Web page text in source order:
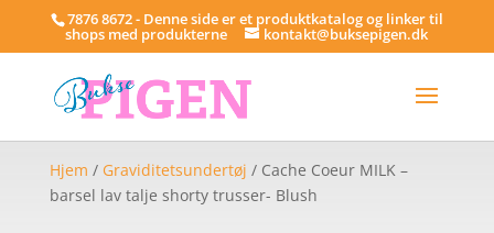
7876 8672 - Denne side er et produktkatalog og linker til
shops med produkterne kontakt@buksepigen.dk
Hjem / Graviditetsundertøj / Cache Coeur MILK –
barsel lav talje shorty trusser- Blush